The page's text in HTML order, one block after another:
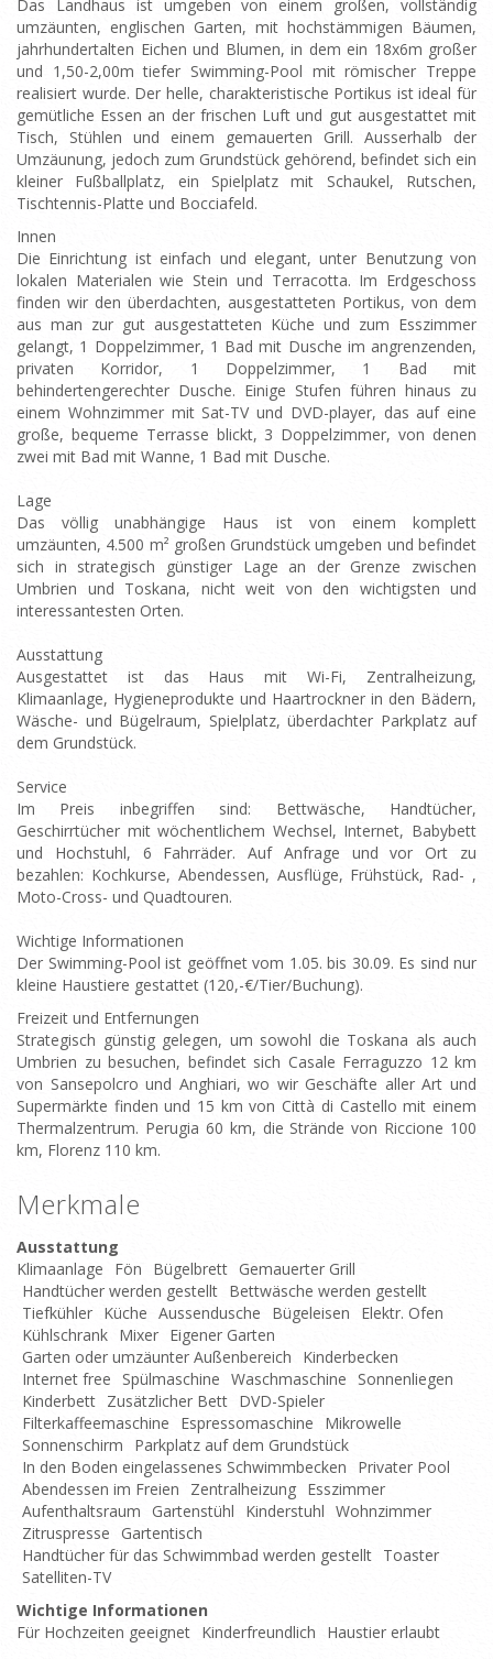
Das Landhaus ist umgeben von einem großen, vollständig
umzäunten, englischen Garten, mit hochstämmigen Bäumen,
jahrhundertalten Eichen und Blumen, in dem ein 18x6m großer
und 1,50-2,00m tiefer Swimming-Pool mit römischer Treppe
realisiert wurde. Der helle, charakteristische Portikus ist ideal für
gemütliche Essen an der frischen Luft und gut ausgestattet mit
Tisch, Stühlen und einem gemauerten Grill. Ausserhalb der
Umzäunung, jedoch zum Grundstück gehörend, befindet sich ein
kleiner Fußballplatz, ein Spielplatz mit Schaukel, Rutschen,
Tischtennis-Platte und Bocciafeld.
Innen
Die Einrichtung ist einfach und elegant, unter Benutzung von
lokalen Materialen wie Stein und Terracotta. Im Erdgeschoss
finden wir den überdachten, ausgestatteten Portikus, von dem
aus man zur gut ausgestatteten Küche und zum Esszimmer
gelangt, 1 Doppelzimmer, 1 Bad mit Dusche im angrenzenden,
privaten Korridor, 1 Doppelzimmer, 1 Bad mit
behindertengerechter Dusche. Einige Stufen führen hinaus zu
einem Wohnzimmer mit Sat-TV und DVD-player, das auf eine
große, bequeme Terrasse blickt, 3 Doppelzimmer, von denen
zwei mit Bad mit Wanne, 1 Bad mit Dusche.
Lage
Das völlig unabhängige Haus ist von einem komplett
umzäunten, 4.500 m² großen Grundstück umgeben und befindet
sich in strategisch günstiger Lage an der Grenze zwischen
Umbrien und Toskana, nicht weit von den wichtigsten und
interessantesten Orten.
Ausstattung
Ausgestattet ist das Haus mit Wi-Fi, Zentralheizung,
Klimaanlage, Hygieneprodukte und Haartrockner in den Bädern,
Wäsche- und Bügelraum, Spielplatz, überdachter Parkplatz auf
dem Grundstück.
Service
Im Preis inbegriffen sind: Bettwäsche, Handtücher,
Geschirrtücher mit wöchentlichem Wechsel, Internet, Babybett
und Hochstuhl, 6 Fahrräder. Auf Anfrage und vor Ort zu
bezahlen: Kochkurse, Abendessen, Ausflüge, Frühstück, Rad- ,
Moto-Cross- und Quadtouren.
Wichtige Informationen
Der Swimming-Pool ist geöffnet vom 1.05. bis 30.09. Es sind nur
kleine Haustiere gestattet (120,-€/Tier/Buchung).
Freizeit und Entfernungen
Strategisch günstig gelegen, um sowohl die Toskana als auch
Umbrien zu besuchen, befindet sich Casale Ferraguzzo 12 km
von Sansepolcro und Anghiari, wo wir Geschäfte aller Art und
Supermärkte finden und 15 km von Città di Castello mit einem
Thermalzentrum. Perugia 60 km, die Strände von Riccione 100
km, Florenz 110 km.
Merkmale
Ausstattung
Klimaanlage
Fön Bügelbrett Gemauerter Grill
Handtücher werden gestellt Bettwäsche werden gestellt
Tiefkühler Küche Aussendusche Bügeleisen
Elektr. Ofen
Kühlschrank Mixer Eigener Garten
Garten oder umzäunter Außenbereich
Kinderbecken
Internet free Spülmaschine Waschmaschine
Sonnenliegen
Kinderbett Zusätzlicher Bett DVD-Spieler
Filterkaffeemaschine
Espressomaschine
Mikrowelle
Sonnenschirm
Parkplatz auf dem Grundstück
In den Boden eingelassenes Schwimmbecken
Privater Pool
Abendessen im Freien
Zentralheizung Esszimmer
Aufenthaltsraum
Gartenstühl Kinderstuhl Wohnzimmer
Zitruspresse
Gartentisch
Handtücher für das Schwimmbad werden gestellt Toaster
Satelliten-TV
Wichtige Informationen
Für Hochzeiten geeignet Kinderfreundlich
Haustier erlaubt